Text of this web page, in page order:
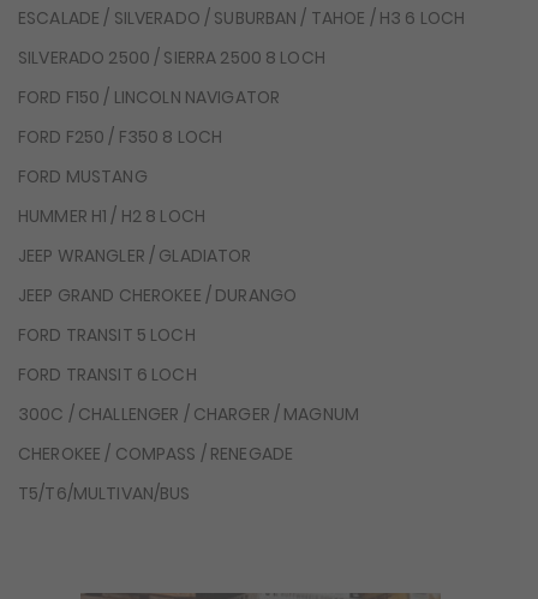
ESCALADE / SILVERADO / SUBURBAN / TAHOE / H3 6 LOCH
SILVERADO 2500 / SIERRA 2500 8 LOCH
FORD F150 / LINCOLN NAVIGATOR
FORD F250 / F350 8 LOCH
FORD MUSTANG
HUMMER H1 / H2 8 LOCH
JEEP WRANGLER / GLADIATOR
JEEP GRAND CHEROKEE / DURANGO
FORD TRANSIT 5 LOCH
FORD TRANSIT 6 LOCH
300C / CHALLENGER / CHARGER / MAGNUM
CHEROKEE / COMPASS / RENEGADE
T5/T6/MULTIVAN/BUS